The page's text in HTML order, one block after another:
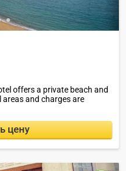
offers a private beach and
areas and charges are
цену